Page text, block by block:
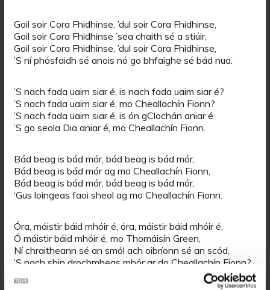
Goil soir Cora Fhidhinse, ’dul soir Cora Fhidhinse,
Goil soir Cora Fhidhinse ’sea chaith sé a stiúir,
Goil soir Cora Fhidhinse, ’dul soir Cora Fhidhinse,
’S ní phósfaidh sé anois nó go bhfaighe sé bád nua.
’S nach fada uaim siar é, is nach fada uaim siar é?
’S nach fada uaim siar é, mo Cheallachín Fionn?
’S nach fada uaim siar é, is ón gClochán aniar é
’S go seola Dia aniar é, mo Cheallachín Fionn.
Bád beag is bád mór, bád beag is bád mór,
Bád beag is bád mór ag mo Cheallachín Fionn,
Bád beag is bád mór, bád beag is bád mór,
‘Gus loingeas faoi sheol ag mo Cheallachín Fionn.
Óra, máistir báid mhóir é, óra, máistir báid mhóir é,
Ó máistir báid mhóir é, mo Thomáisín Green,
Ní chraitheann sé an smól ach oibríonn sé an scód,
’S nach shin drochmheas mhór ar do Cheallachín Fionn?